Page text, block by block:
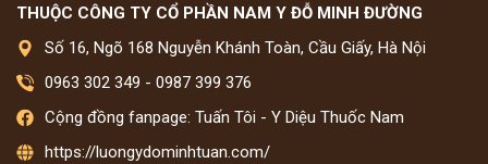
THUỘC CÔNG TY CỔ PHẦN NAM Y ĐỖ MINH ĐƯỜNG
Số 16, Ngõ 168 Nguyễn Khánh Toàn, Cầu Giấy, Hà Nội
0963 302 349 - 0987 399 376
Cộng đồng fanpage: Tuấn Tôi - Y Diệu Thuốc Nam
https://luongydominhtuan.com/